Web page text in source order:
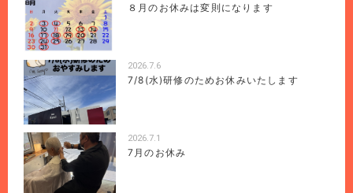
８月のお休みは変則になります
2026.7.6
7/8(水)研修のためお休みいたします
2026.7.1
7月のお休み